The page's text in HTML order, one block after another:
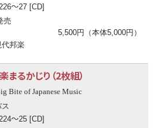
〜27 [CD]
売
5,500円（本体5,000円）
邦楽
まるかじり（2枚組）
Bite of Japanese Music
ス
〜25 [CD]